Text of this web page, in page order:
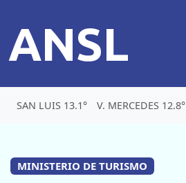
ANSL
SAN LUIS 13.1° V. MERCEDES 12.8°
MINISTERIO DE TURISMO